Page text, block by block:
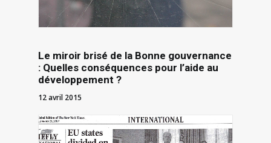
Le miroir brisé de la Bonne gouvernance
: Quelles conséquences pour l’aide au
développement ?
12 avril 2015